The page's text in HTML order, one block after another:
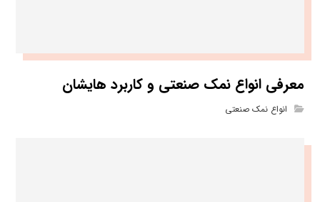
معرفی انواع نمک صنعتی و کاربرد هایشان
انواع نمک صنعتی